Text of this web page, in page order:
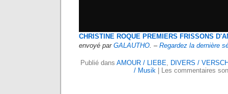
CHRISTINE ROQUE PREMIERS FRISSONS
envoyé par GALAUTHO. – Regardez la dernière
Publié dans AMOUR / LIEBE, DIVERS /
/ Musik
Les commentaires